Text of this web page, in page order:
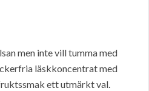
men inte vill tumma med
läskkoncentrat med
ett utmärkt val.